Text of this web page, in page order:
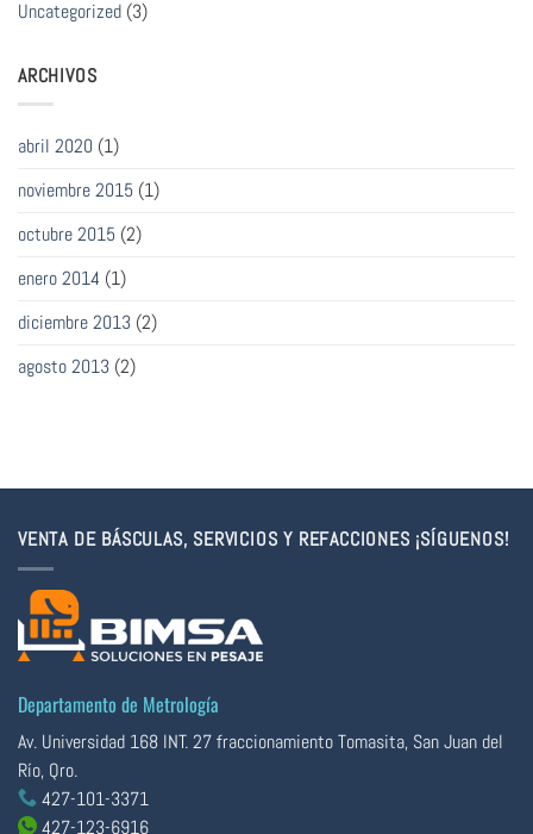
Uncategorized (3)
ARCHIVOS
abril 2020 (1)
noviembre 2015 (1)
octubre 2015 (2)
enero 2014 (1)
diciembre 2013 (2)
agosto 2013 (2)
VENTA DE BÁSCULAS, SERVICIOS Y REFACCIONES ¡SÍGUENOS!
Departamento de Metrología
Av. Universidad 168 INT. 27 fraccionamiento Tomasita, San Juan del
Río, Qro.
427-101-3371
427-123-6916